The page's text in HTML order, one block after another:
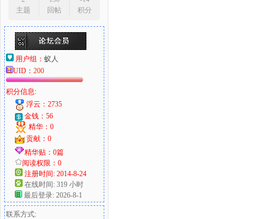
主题
回帖
积分
用户组： 蚁人
UID： 200
积分信息:
浮云：2735
金钱：56
精华：0
贡献：0
精华贴：0篇
阅读权限：0
注册时间: 2014-8-24
在线时间: 319 小时
最后登录: 2026-8-1
联系方式: